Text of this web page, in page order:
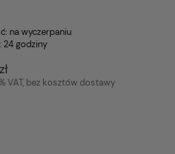
na wyczerpaniu
24 godziny
VAT, bez kosztów dostawy